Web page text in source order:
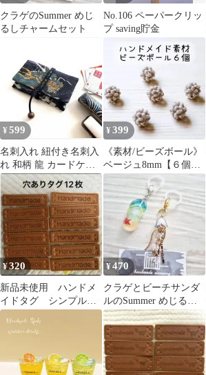
クラゲのSummer めじ
るしチャームセット
No.106 ペーパークリッ
プ saving貯金
¥ 599
名刺入れ 紐付き名刺入
れ 和柄 龍 カードケー
ス 印鑑ケース マルチケ
ース
¥399
《素材/ビーズボール》
ベージュ8mm【６個】
手芸パーツ
¥320
新品未使用 ハンドメ
イドタグ シンプル
穴あり 12枚 合皮タ
¥470
クラゲとビーチサンダ
ルのSummer めじるし
チャームセット